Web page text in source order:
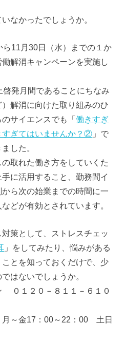
なかったでしょうか。
11月30日（水）までの１か
解消キャンペーンを実施し
発月間であることにちなみ
解消に向けた取り組みのひ
サイエンスでも「働きすぎ
すぎてはいませんか？② 」で
した。
取れた働き方をしていくた
に活用すること、勤務間イ
ら次の始業までの時間に一
どが有効とされています。
策として、ストレスチェッ
」をしてみたり、悩みがある
とを知っておくだけで、少
はないでしょうか。
０１２０－８１１－６１０
17：00～22：00 土日